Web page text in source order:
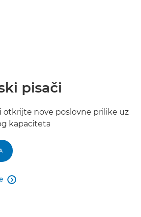
pisači
otkrijte nove poslovne prilike uz
kapaciteta
